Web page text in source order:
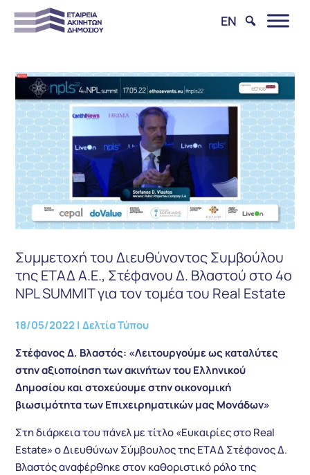
EN
Συμμετοχή του Διευθύνοντος Συμβούλου
της ΕΤΑΔ Α.Ε., Στέφανου Δ. Βλαστού στο 4o
NPL SUMMIT για τον τομέα του Real Estate
18/05/2022|Δελτία Τύπου
Στέφανος Δ. Βλαστός: «Λειτουργούμε ως καταλύτες
στην αξιοποίηση των ακινήτων του Ελληνικού
Δημοσίου και στοχεύουμε στην οικονομική
βιωσιμότητα των Επιχειρηματικών μας Μονάδων»
Στη διάρκεια του πάνελ με τίτλο «Ευκαιρίες στο Real
Estate» ο Διευθύνων Σύμβουλος της ΕΤΑΔ Στέφανος Δ.
Βλαστός αναφέρθηκε στον καθοριστικό ρόλο της